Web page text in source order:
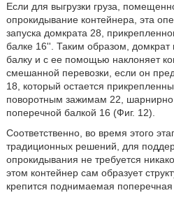
Если для выгрузки груза,
опрокидывание контейнера, эта
запуска домкрата 28,
балке 16''. Таким образом,
балку и с ее помощью наклоняет
смешанной перевозки, если он
18, который остается
поворотным зажимам 22,
поперечной балкой 16 (Фиг. 12).
Соответственно, во время этого
традиционных решений, для
опрокидывания не требуется
этом контейнер сам образует
крепится поднимаемая поперечная